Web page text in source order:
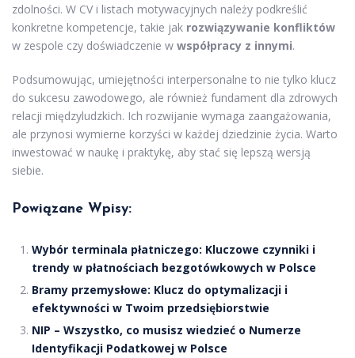
zdolności. W CV i listach motywacyjnych należy podkreślić
konkretne kompetencje, takie jak rozwiązywanie konfliktów
w zespole czy doświadczenie w współpracy z innymi.
Podsumowując, umiejętności interpersonalne to nie tylko klucz
do sukcesu zawodowego, ale również fundament dla zdrowych
relacji międzyludzkich. Ich rozwijanie wymaga zaangażowania,
ale przynosi wymierne korzyści w każdej dziedzinie życia. Warto
inwestować w naukę i praktykę, aby stać się lepszą wersją
siebie.
Powiązane Wpisy:
Wybór terminala płatniczego: Kluczowe czynniki i
trendy w płatnościach bezgotówkowych w Polsce
Bramy przemysłowe: Klucz do optymalizacji i
efektywności w Twoim przedsiębiorstwie
NIP – Wszystko, co musisz wiedzieć o Numerze
Identyfikacji Podatkowej w Polsce